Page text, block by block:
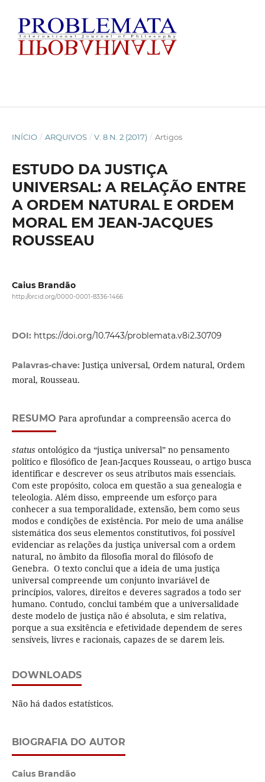
INÍCIO / ARQUIVOS / V. 8 N. 2 (2017) / Artigos
ESTUDO DA JUSTIÇA
UNIVERSAL: A RELAÇÃO ENTRE
A ORDEM NATURAL E ORDEM
MORAL EM JEAN-JACQUES
ROUSSEAU
Caius Brandão
http://orcid.org/0000-0001-8336-1466
DOI: https://doi.org/10.7443/problemata.v8i2.30709
Palavras-chave: Justiça universal, Ordem natural, Ordem
moral, Rousseau.
RESUMO Para aprofundar a compreensão acerca do
status ontológico da “justiça universal” no pensamento
político e filosófico de Jean-Jacques Rousseau, o artigo busca
identificar e descrever os seus atributos mais essenciais.
Com este propósito, coloca em questão a sua genealogia e
teleologia. Além disso, empreende um esforço para
conhecer a sua temporalidade, extensão, bem como seus
modos e condições de existência. Por meio de uma análise
sistemática dos seus elementos constitutivos, foi possível
evidenciar as relações da justiça universal com a ordem
natural, no âmbito da filosofia moral do filósofo de
Genebra. O texto conclui que a ideia de uma justiça
universal compreende um conjunto invariável de
princípios, valores, direitos e deveres sagrados a todo ser
humano. Contudo, conclui também que a universalidade
deste modelo de justiça não é absoluta, e sim relativa,
porque a sua exsitência e efetividade dependem de seres
sensíveis, livres e racionais, capazes de se darem leis.
DOWNLOADS
Não há dados estatísticos.
BIOGRAFIA DO AUTOR
Caius Brandão